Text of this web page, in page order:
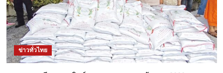
ข่าวทั่วไทย